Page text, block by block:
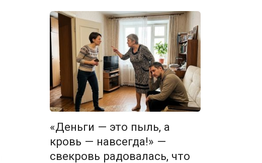
«Деньги — это пыль, а
кровь — навсегда!» —
свекровь радовалась, что